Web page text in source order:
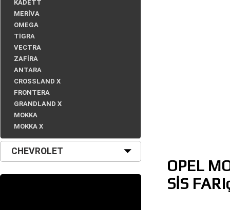
KADETT
MERİVA
OMEGA
TİGRA
VECTRA
ZAFİRA
ANTARA
CROSSLAND X
FRONTERA
GRANDLAND X
MOKKA
MOKKA X
CHEVROLET
OPEL
SİS